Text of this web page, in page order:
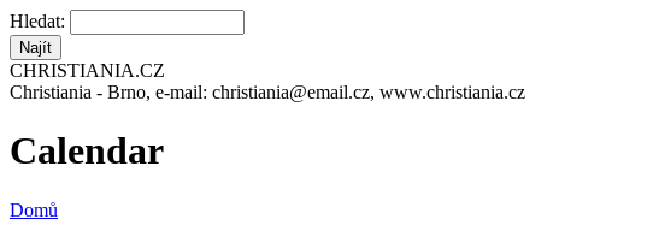
Hledat:
CHRISTIANIA.CZ
Christiania - Brno, e-mail: christiania@email.cz, www.christiania.cz
Calendar
Domů